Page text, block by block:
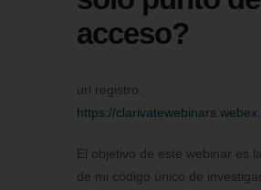
acceso?
url registro:
https://
El objetivo de este webinar es
de mi código único de